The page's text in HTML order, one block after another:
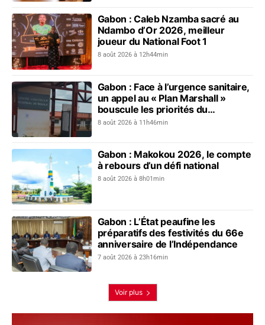
Gabon : Caleb Nzamba sacré au
Ndambo d’Or 2026, meilleur
joueur du National Foot 1
8 août 2026 à 12h44min
Gabon : Face à l’urgence sanitaire,
un appel au « Plan Marshall »
bouscule les priorités du
gouvernement
8 août 2026 à 11h46min
Gabon : Makokou 2026, le compte
à rebours d’un défi national
8 août 2026 à 8h01min
Gabon : L’État peaufine les
préparatifs des festivités du 66e
anniversaire de l’Indépendance
7 août 2026 à 23h16min
Voir plus